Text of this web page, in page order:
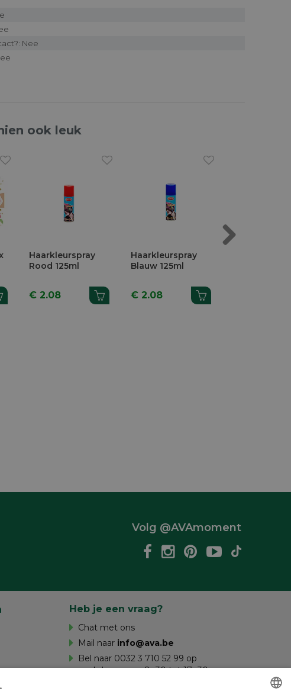
Nee
ook leuk
Haarkleurspray
Rood 125ml
€ 2.08
Haarkleurspray
Blauw 125ml
€ 2.08
Volg @AVAmoment
Heb je een vraag?
Chat met ons
Mail naar info@ava.be
Bel naar 0032 3 710 52 99 op
werkdagen van 8u30 tot 17u30 en op